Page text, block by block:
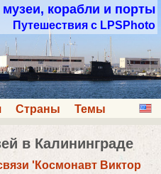
корабли и порты
Путешествия с LPSPhoto
Страны Темы
в Калининграде
'Космонавт Виктор